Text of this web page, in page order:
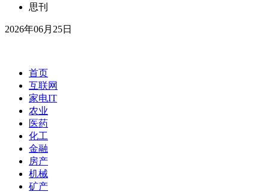
思刊
2026年06月25日
首页
互联网
家电IT
农业
医药
化工
金融
房产
机械
矿产